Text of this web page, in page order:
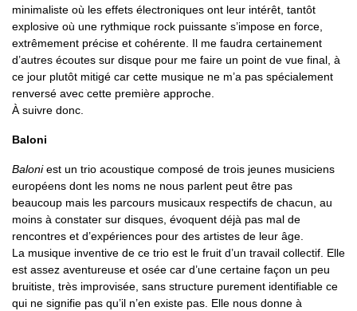
minimaliste où les effets électroniques ont leur intérêt, tantôt
explosive où une rythmique rock puissante s’impose en force,
extrêmement précise et cohérente. Il me faudra certainement
d’autres écoutes sur disque pour me faire un point de vue final, à
ce jour plutôt mitigé car cette musique ne m’a pas spécialement
renversé avec cette première approche.
À suivre donc.
Baloni
Baloniest un trio acoustique composé de trois jeunes musiciens
européens dont les noms ne nous parlent peut être pas
beaucoup mais les parcours musicaux respectifs de chacun, au
moins à constater sur disques, évoquent déjà pas mal de
rencontres et d’expériences pour des artistes de leur âge.
La musique inventive de ce trio est le fruit d’un travail collectif. Elle
est assez aventureuse et osée car d’une certaine façon un peu
bruitiste, très improvisée, sans structure purement identifiable ce
qui ne signifie pas qu’il n’en existe pas. Elle nous donne à